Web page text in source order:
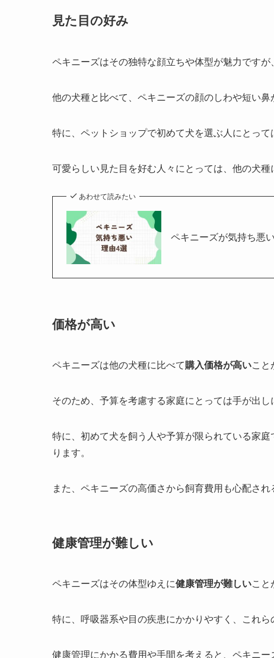
見た目の好み
ペキニーズはその独特な顔立ちや体型が魅力ですが
他の犬種と比べて、ペキニーズの顔のしわや短い
特に、ペットショップで初めて犬を選ぶ人にとっ
可愛らしい見た目を好む人々にとっては、他の犬種
あわせて読みたい
ペキニーズが気持ち悪
価格が高い
ペキニーズは他の犬種に比べて購入価格が高いこと
そのため、予算を考慮する家庭にとっては手が出
特に、初めて犬を飼う人や予算が限られている家
ります。
また、ペキニーズの高価さから飼育費用も心配され
健康管理が難しい
ペキニーズはその体型ゆえに健康管理が難しいこと
特に、呼吸器系や目の疾患にかかりやすく、これ
健康管理にかかる費用や手間を考えると、ペキニ